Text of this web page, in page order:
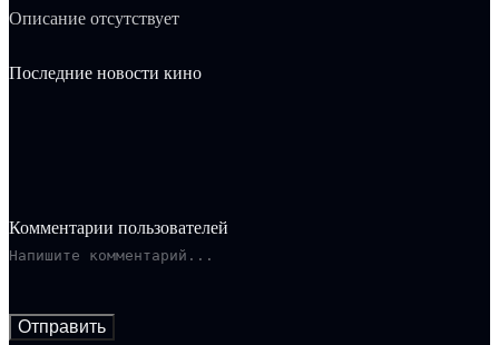
Описание отсутствует
Последние новости кино
Комментарии пользователей
Отправить